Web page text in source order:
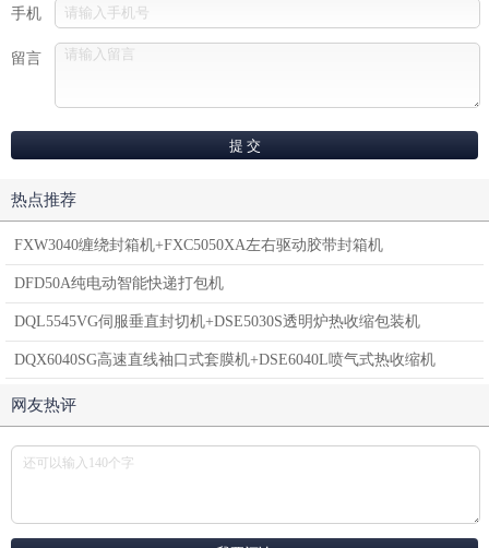
手机
留言
热点推荐
FXW3040缠绕封箱机+FXC5050XA左右驱动胶带封箱机
DFD50A纯电动智能快递打包机
DQL5545VG伺服垂直封切机+DSE5030S透明炉热收缩包装机
DQX6040SG高速直线袖口式套膜机+DSE6040L喷气式热收缩机
网友热评